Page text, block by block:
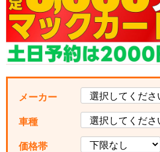
メーカー
車種
価格帯